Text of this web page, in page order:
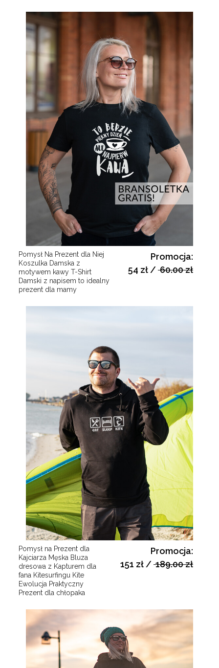
Pomysł Na Prezent dla Niej
Koszulka Damska z
motywem kawy T-Shirt
Damski z napisem to idealny
prezent dla mamy
Promocja:
54 zł /60.00 zł
Pomysł na Prezent dla
Kajciarza Męska Bluza
dresowa z Kapturem dla
fana Kitesurfingu Kite
Ewolucja Praktyczny
Prezent dla chłopaka
Promocja:
151 zł /189.00 zł